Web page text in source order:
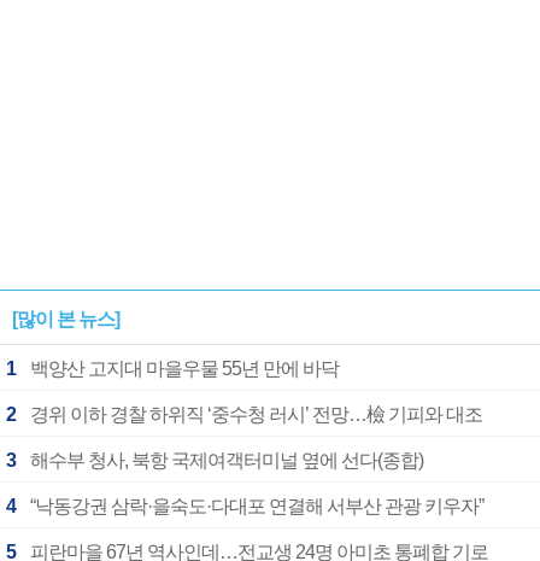
[많이 본 뉴스]
1 백양산 고지대 마을우물 55년 만에 바닥
2 경위 이하 경찰 하위직 ‘중수청 러시’ 전망…檢 기피와 대조
3 해수부 청사, 북항 국제여객터미널 옆에 선다(종합)
4 “낙동강권 삼락·을숙도·다대포 연결해 서부산 관광 키우자”
5 피란마을 67년 역사인데…전교생 24명 아미초 통폐합 기로